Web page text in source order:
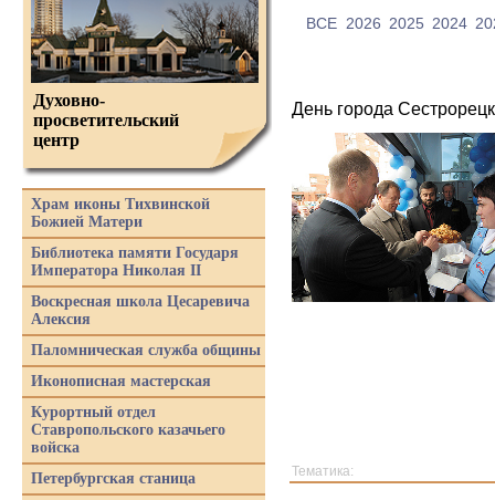
ВCE 2026 2025 2024
День города
Тематика:
Духовно-
просветительский
центр
Храм иконы Тихвинской
Божией Матери
Библиотека памяти Государя
Императора Николая II
Воскресная школа Цесаревича
Алексия
Паломническая служба общины
Иконописная мастерская
Курортный отдел
Ставропольского казачьего
войска
Петербургская станица